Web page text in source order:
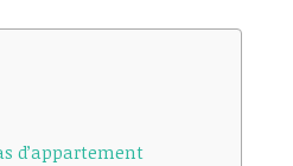
d’appartement